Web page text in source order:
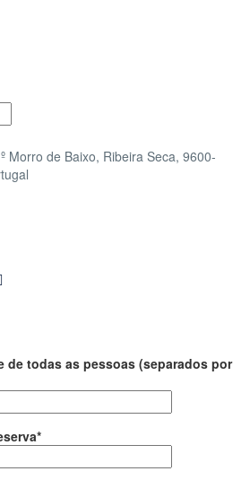
Morro de Baixo, Ribeira Seca, 9600-
de todas as pessoas (separados por